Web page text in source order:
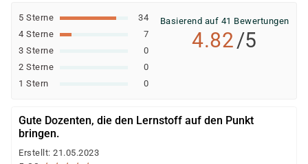
5 Sterne
34
4 Sterne
7
3 Sterne
0
2 Sterne
0
1 Stern
0
Basierend auf 41 Bewertungen
4.82/5
Gute Dozenten, die den Lernstoff auf den Punkt
bringen.
Erstellt: 21.05.2023